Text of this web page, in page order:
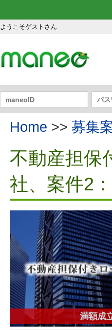
ようこそゲストさん
Home >> 募集
不動産担保
社、案件2
満額成